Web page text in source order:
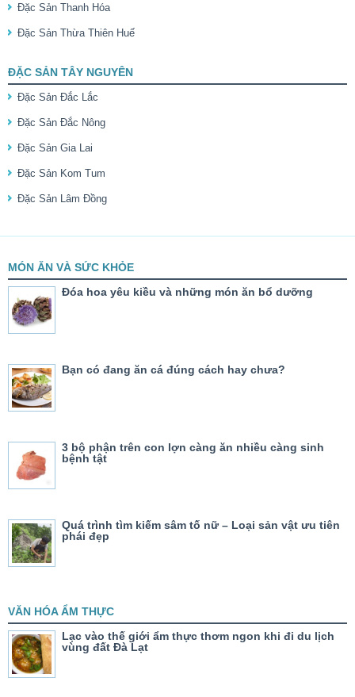
Đặc Sản Thanh Hóa
Đặc Sản Thừa Thiên Huế
ĐẶC SẢN TÂY NGUYÊN
Đặc Sản Đắc Lắc
Đặc Sản Đắc Nông
Đặc Sản Gia Lai
Đặc Sản Kom Tum
Đặc Sản Lâm Đồng
MÓN ĂN VÀ SỨC KHỎE
Đóa hoa yêu kiều và những món ăn bổ dưỡng
Bạn có đang ăn cá đúng cách hay chưa?
3 bộ phận trên con lợn càng ăn nhiều càng sinh
bệnh tật
Quá trình tìm kiếm sâm tố nữ – Loại sản vật ưu tiên
phái đẹp
VĂN HÓA ẨM THỰC
Lạc vào thế giới ẩm thực thơm ngon khi đi du lịch
vùng đất Đà Lạt